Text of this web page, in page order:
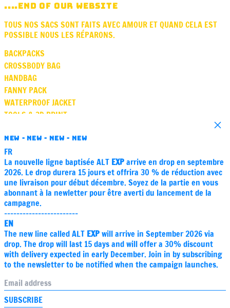
....END OF OUR WEBSITE
TOUS NOS SACS SONT FAITS AVEC AMOUR ET QUAND CELA EST
POSSIBLE NOUS LES RÉPARONS.
BACKPACKS
CROSSBODY BAG
HANDBAG
FANNY PACK
WATERPROOF JACKET
TOOLS & 3D PRINT
VASE
GIFT CARD
SOUND
ABOUT STORE PARIS
CARE
REPAIR
POLICY
Instagram
Email
© 2026, ALT ONLINE LAB.
Payment
methods
Close
NEW - NEW - NEW - NEW
FR
La nouvelle ligne baptisée ALT EXParrive en drop en septembre
2026. Le drop durera 15 jours et offrira 30 % de réduction avec
une livraison pour début décembre. Soyez de la partie en vous
abonnant à la newletter pour être averti du lancement de la
campagne.
------------------------
EN
The new line called ALT EXPwill arrive in September 2026 via
drop. The drop will last 15 days and will offer a 30% discount
with delivery expected in early December. Join in by subscribing
to the newsletter to be notified when the campaign launches.
Email
address
SUBSCRIBE